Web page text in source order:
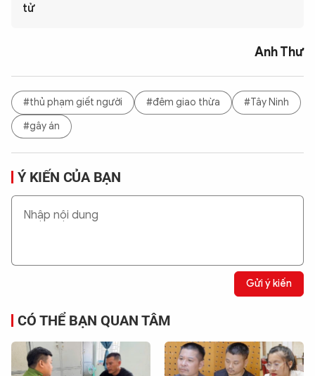
tử
Anh Thư
#thủ phạm giết người #đêm giao thừa
#Tây Ninh
#gây án
Ý KIẾN CỦA BẠN
Gửi ý kiến
CÓ THỂ BẠN QUAN TÂM